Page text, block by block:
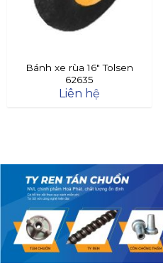
Bánh xe rùa 16″ Tolsen
62635
Liên hệ